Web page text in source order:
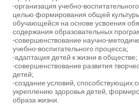
-организация учебно-
целью формирования общей
обучающейся на основе усвоения
содержания образовательных
-совершенствование научно-
учебно-воспитательного процесса;
-адаптация детей к жизни в обществе;
-совершенствование развития
детей;
-создание условий, способствующих
укреплению здоровья детей,
образа жизни.